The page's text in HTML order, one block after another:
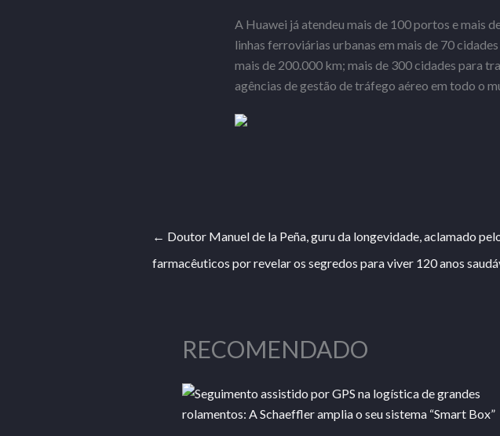
A Huawei já atendeu mais de 100 portos e mais
linhas ferroviárias urbanas em mais de 70
mais de 200.000 km; mais de 300 cidades para
agências de gestão de tráfego aéreo em todo o
← Doutor Manuel de la Peña, guru da longevidade, aclamado
farmacêuticos por revelar os segredos para viver 120 anos
RECOMENDADO